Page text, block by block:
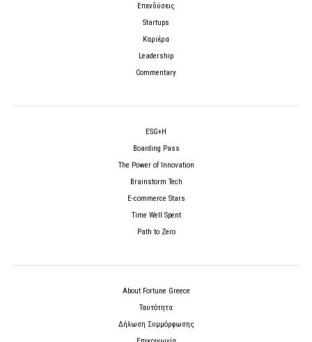
Επενδύσεις
Startups
Καριέρα
Leadership
Commentary
ESG+H
Boarding Pass
The Power of Innovation
Brainstorm Tech
E-commerce Stars
Time Well Spent
Path to Zero
About Fortune Greece
Ταυτότητα
Δήλωση Συμμόρφωσης